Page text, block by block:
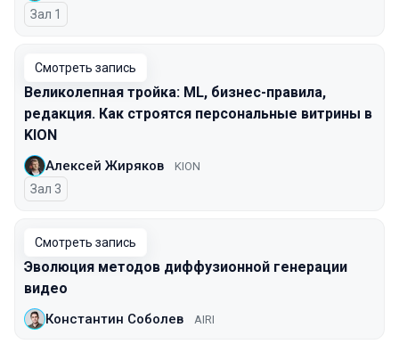
Зал 1
Смотреть запись
Великолепная тройка: ML, бизнес-правила,
редакция. Как строятся персональные витрины в
KION
Алексей Жиряков KION
Зал 3
Смотреть запись
Эволюция методов диффузионной генерации
видео
Константин Соболев AIRI